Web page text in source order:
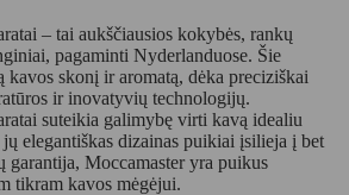
– tai aukščiausios kokybės, rankų
pagaminti Nyderlanduose. Šie
kavos skonį ir aromatą, dėka preciziškai
ir inovatyvių technologijų.
suteikia galimybę virti kavą idealiu
elegantiškas dizainas puikiai įsilieja į bet
garantija, Moccamaster yra puikus
tikram kavos mėgėjui.